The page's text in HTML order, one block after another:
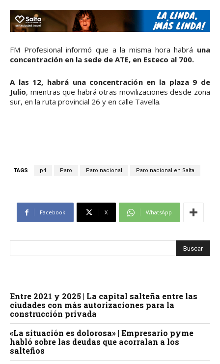
FM Profesional informó que a la misma hora habrá una
concentración en la sede de ATE, en Esteco al 700.
A las 12, habrá una concentración en la plaza 9 de
Julio, mientras que habrá otras movilizaciones desde zona
sur, en la ruta provincial 26 y en calle Tavella.
TAGS p4 Paro Paro nacional Paro nacional en Salta
Facebook X WhatsApp
Entre 2021 y 2025 | La capital salteña entre las
ciudades con más autorizaciones para la
construcción privada
«La situación es dolorosa» | Empresario pyme
habló sobre las deudas que acorralan a los
salteños